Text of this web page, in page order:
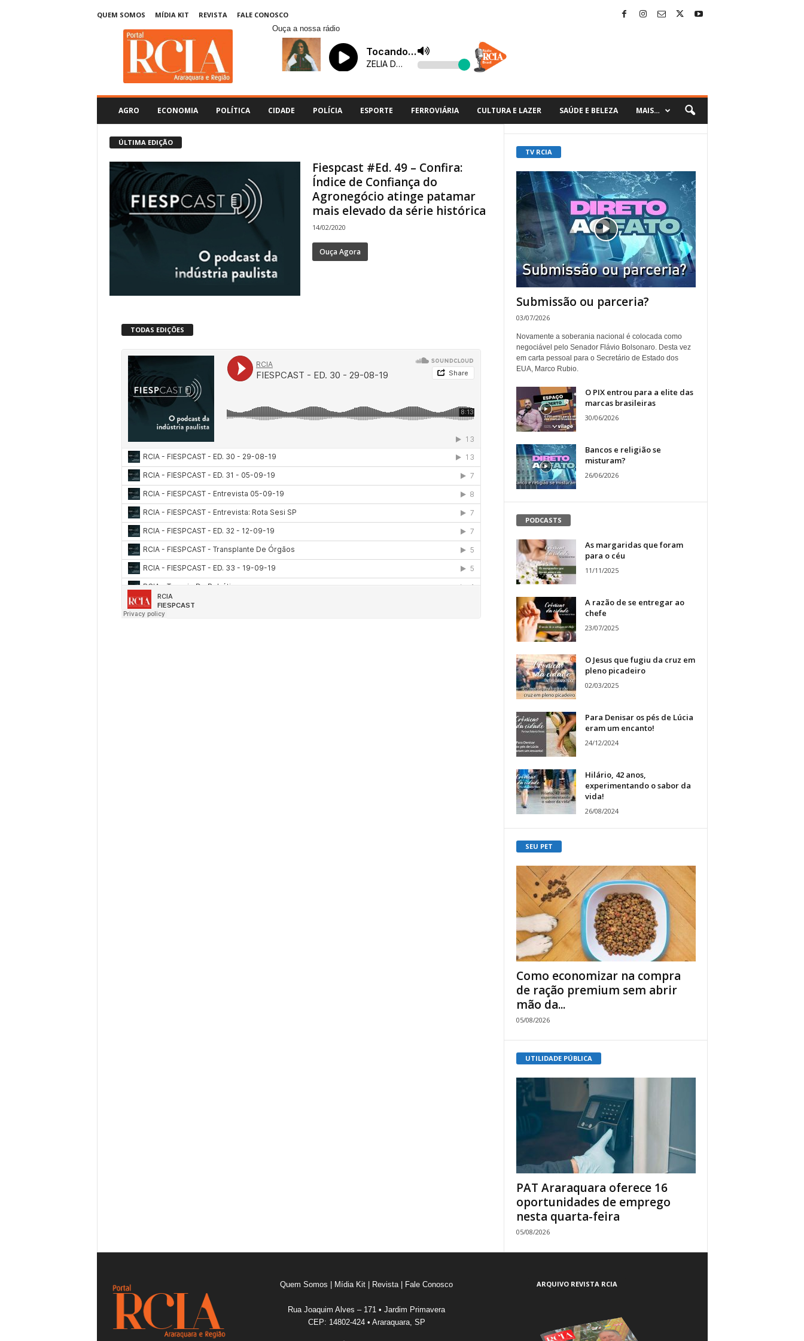
QUEM SOMOS MÍDIA KIT REVISTA
FALE CONOSCO
q
a
Ouça a nossa rádio
AGRO ECONOMIA POLÍTICA CIDADE POLÍCIA ESPORTE FERROVIÁRIA CULTURA E LAZER SAÚDE E BELEZA MAIS…
ÚLTIMA EDIÇÃO
Fiespcast #Ed. 49 – Confira:
Índice de Confiança do
Agronegócio atinge patamar
mais elevado da série histórica
14/02/2020
Ouça Agora
TODAS EDIÇÕES
TV RCIA
Submissão ou parceria?
03/07/2026
Novamente a soberania nacional é colocada como
negociável pelo Senador Flávio Bolsonaro. Desta vez
em carta pessoal para o Secretário de Estado dos
EUA, Marco Rubio.
O PIX entrou para a elite das
marcas brasileiras
30/06/2026
Bancos e religião se
misturam?
26/06/2026
PODCASTS
As margaridas que foram
para o céu
11/11/2025
A razão de se entregar ao
chefe
23/07/2025
O Jesus que fugiu da cruz em
pleno picadeiro
02/03/2025
Para Denisar os pés de Lúcia
eram um encanto!
24/12/2024
Hilário, 42 anos,
experimentando o sabor da
vida!
26/08/2024
SEU PET
Como economizar na compra
de ração premium sem abrir
mão da...
05/08/2026
UTILIDADE PÚBLICA
PAT Araraquara oferece 16
oportunidades de emprego
nesta quarta-feira
05/08/2026
Quem Somos | Mídia Kit | Revista | Fale Conosco
Rua Joaquim Alves – 171 • Jardim Primavera
CEP: 14802-424 • Araraquara, SP
ARQUIVO REVISTA RCIA